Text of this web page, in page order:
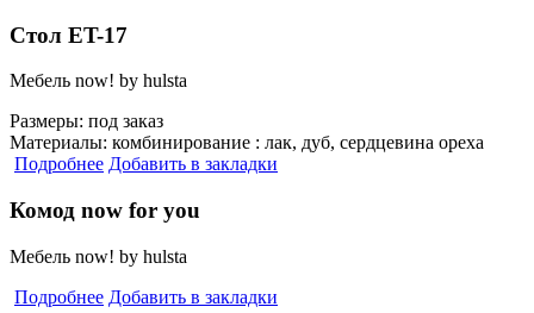
Стол ET-17
Мебель now! by hulsta
Размеры: под заказ
Материалы: комбинирование : лак, дуб, сердцевина ореха
Подробнее Добавить в закладки
Комод now for you
Мебель now! by hulsta
Подробнее Добавить в закладки